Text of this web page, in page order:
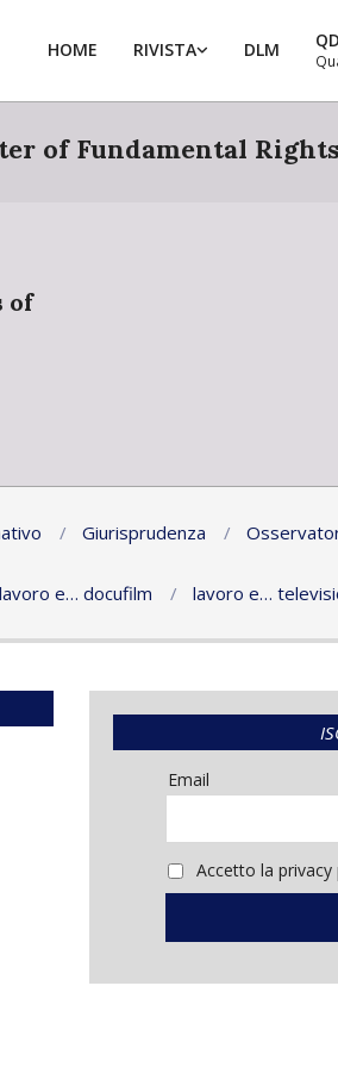
HOME RIVISTA DLM
of Fundamental
of
Giurisprudenza
lavoro e… docufilm lavoro e…
Email
Accetto la privacy